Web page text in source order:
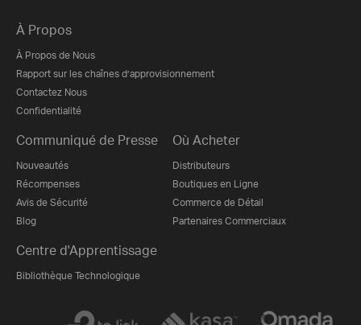
À Propos
À Propos de Nous
Rapport sur les chaînes d’approvisionnement
Contactez Nous
Confidentialité
Communiqué de Presse
Nouveautés
Récompenses
Avis de Sécurité
Blog
Où Acheter
Distributeurs
Boutiques en Ligne
Commerce de Détail
Partenaires Commerciaux
Centre d'Apprentissage
Bibliothèque Technologique